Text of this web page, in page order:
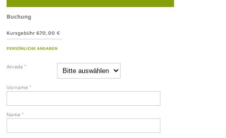
Buchung
Kursgebühr 670,00 €
PERSÖNLICHE ANGABEN
Anrede *
Vorname *
Name *